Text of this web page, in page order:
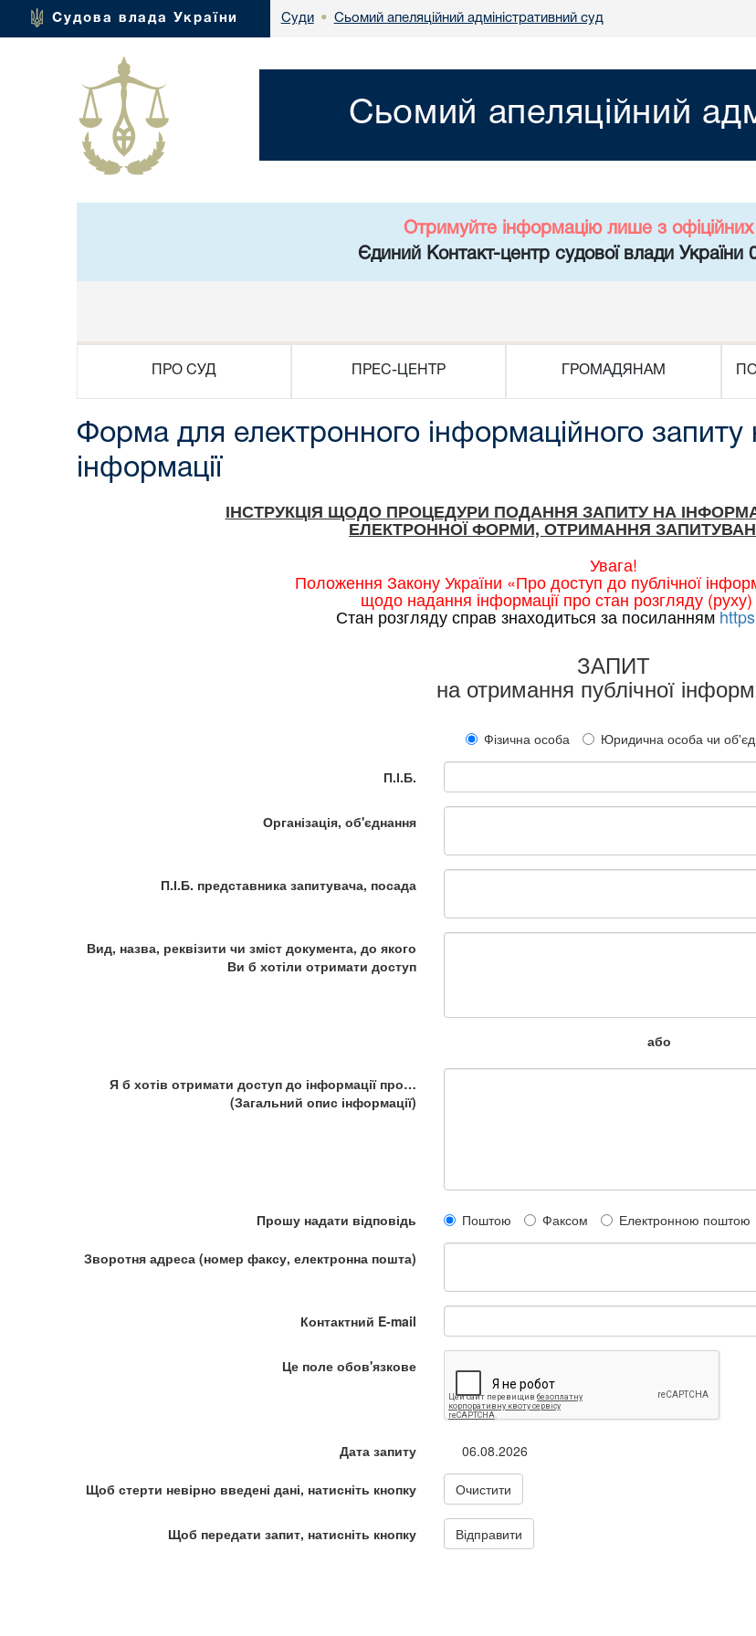
Судова влада України Суди • Сьомий апеляційний адміністративний суд
Сьомий апеляційний
Отримуйте інформацію лише з
Єдиний Контакт-центр судової влади України
ПРО СУД ПРЕС-ЦЕНТР ГРОМАДЯНАМ
Форма для електронного інформаційного запиту
інформації